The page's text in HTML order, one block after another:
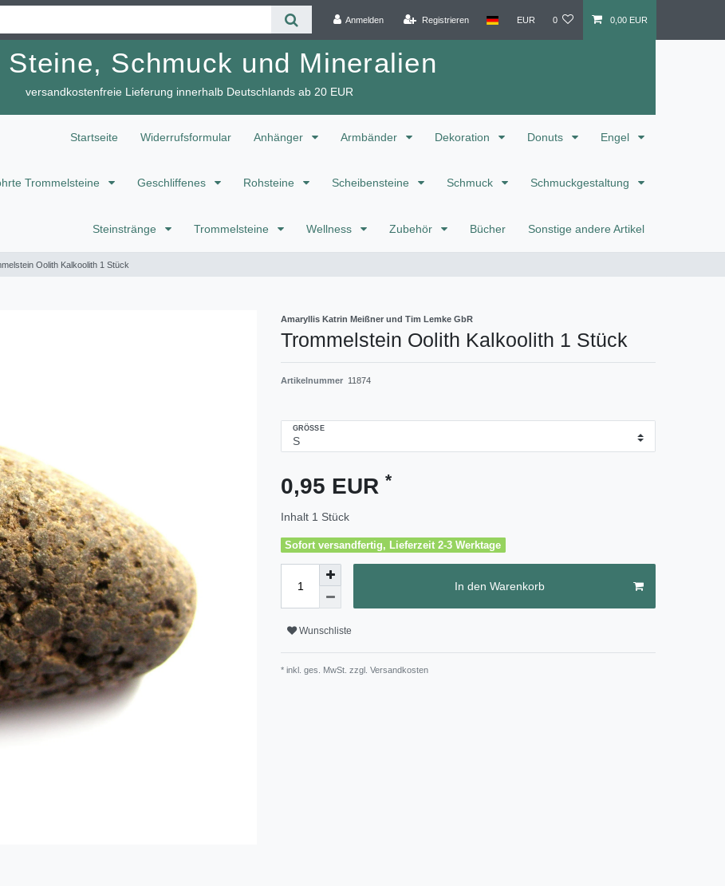
Anmelden Registrieren EUR 0 0,00 EUR
Steine, Schmuck und Mineralien
versandkostenfreie Lieferung innerhalb Deutschlands ab 20 EUR
Startseite Widerrufsformular Anhänger Armbänder Dekoration Donuts Engel
Trommelsteine Geschliffenes Rohsteine Scheibensteine Schmuck Schmuckgestaltung
Steinstränge Trommelsteine Wellness Zubehör Bücher Sonstige andere Artikel
Oolith Kalkoolith 1 Stück
Amaryllis Katrin Meißner und Tim Lemke GbR
Trommelstein Oolith Kalkoolith 1 Stück
Artikelnummer 11874
GRÖSSE
0,95 EUR *
Inhalt 1 Stück
Sofort versandfertig, Lieferzeit 2-3 Werktage
In den Warenkorb
Wunschliste
* inkl. ges. MwSt. zzgl. Versandkosten